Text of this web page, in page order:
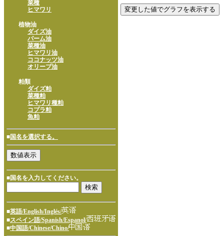
菜種
ヒマワリ
植物油
ダイズ油
パーム油
菜種油
ヒマワリ油
ココナッツ油
オリーブ油
粕類
ダイズ粕
菜種粕
ヒマワリ種粕
コプラ粕
魚粕
■国名を選択する。
■国名を入力してください。
■英語/English/Inglés/
■スペイン語/Spanish/Espanol/
■中国語/Chinese/Chino/